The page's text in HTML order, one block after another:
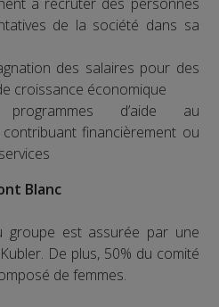
de la société dans sa
des salaires pour des
croissance économique
d’aide au
financièrement ou
Blanc
groupe est assurée par une
De plus, 50% du comité
de femmes.